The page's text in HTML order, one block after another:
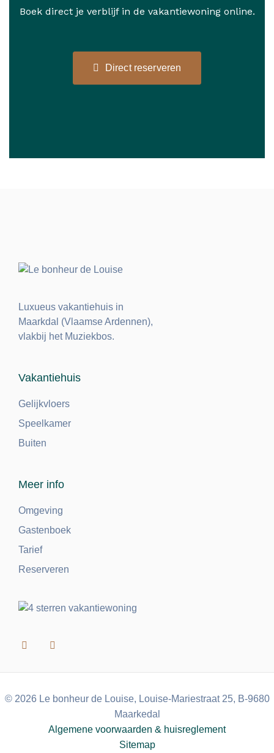
Boek direct je verblijf in de vakantiewoning online.
Direct reserveren
Luxueus vakantiehuis in
Maarkdal (Vlaamse Ardennen),
vlakbij het Muziekbos.
Vakantiehuis
Gelijkvloers
Speelkamer
Buiten
Meer info
Omgeving
Gastenboek
Tarief
Reserveren
© 2026 Le bonheur de Louise, Louise-Mariestraat 25, B-9680
Maarkedal
Algemene voorwaarden & huisreglement
Sitemap